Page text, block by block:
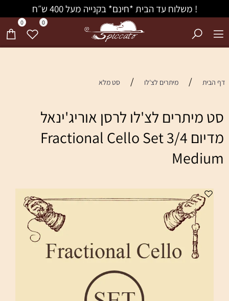
! משלוח עד הבית *חינם* בקנייה מעל 400 ש״ח
0 0
דף הבית / מיתרים לצ'לו / סט מלא
סט מיתרים לצ'לו לרסן אוריג'ינאל
מדיום 3/4 Fractional Cello Set
Medium